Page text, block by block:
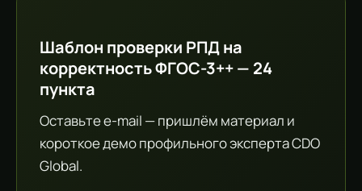
Шаблон проверки РПД на
корректность ФГОС-3++ — 24
пункта
Оставьте e-mail — пришлём материал и
короткое демо профильного эксперта CDO
Global.